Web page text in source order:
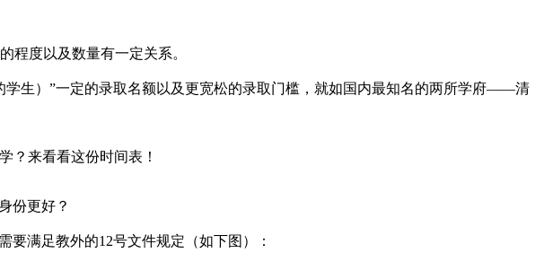
程度以及数量有一定关系。
生）”一定的录取名额以及更宽松的录取门槛，就如国内最知名的两所学府——清
份更好？
满足教外的12号文件规定（如下图）：